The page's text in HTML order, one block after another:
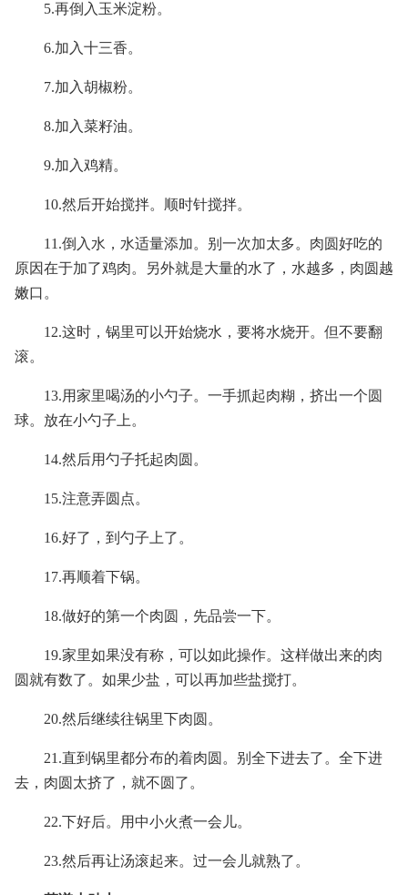
5.再倒入玉米淀粉。
6.加入十三香。
7.加入胡椒粉。
8.加入菜籽油。
9.加入鸡精。
10.然后开始搅拌。顺时针搅拌。
11.倒入水，水适量添加。别一次加太多。肉圆好吃的
原因在于加了鸡肉。另外就是大量的水了，水越多，肉圆越
嫩口。
12.这时，锅里可以开始烧水，要将水烧开。但不要翻
滚。
13.用家里喝汤的小勺子。一手抓起肉糊，挤出一个圆
球。放在小勺子上。
14.然后用勺子托起肉圆。
15.注意弄圆点。
16.好了，到勺子上了。
17.再顺着下锅。
18.做好的第一个肉圆，先品尝一下。
19.家里如果没有称，可以如此操作。这样做出来的肉
圆就有数了。如果少盐，可以再加些盐搅打。
20.然后继续往锅里下肉圆。
21.直到锅里都分布的着肉圆。别全下进去了。全下进
去，肉圆太挤了，就不圆了。
22.下好后。用中小火煮一会儿。
23.然后再让汤滚起来。过一会儿就熟了。